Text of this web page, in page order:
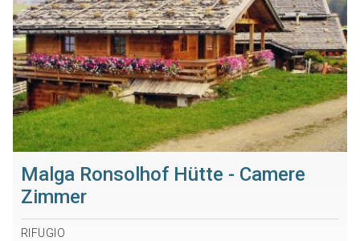
Malga Ronsolhof Hütte - Camere
Zimmer
RIFUGIO